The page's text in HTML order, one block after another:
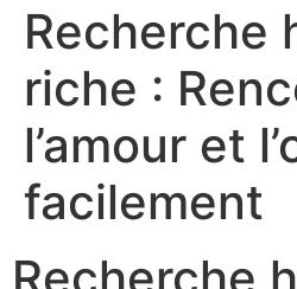
Recherche
riche :
l’amour et
facilement